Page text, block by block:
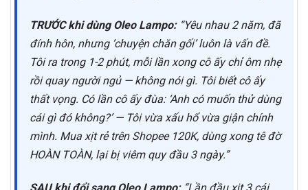
TRƯỚC khi dùng Oleo Lampo:“Yêu nhau 2 năm, đã
đính hôn, nhưng ‘chuyện chăn gối’ luôn là vấn đề.
Tôi ra trong 1-2 phút, mỗi lần xong cô ấy chỉ ôm nhẹ
rồi quay người ngủ — không nói gì. Tôi biết cô ấy
thất vọng. Có lần cô ấy đùa: ‘Anh có muốn thử dùng
cái gì đó không?’— Tôi vừa xấu hổ vừa giận chính
mình. Mua xịt rẻ trên Shopee 120K, dùng xong tê đờ
HOÀN TOÀN, lại bị viêm quy đầu 3 ngày.”